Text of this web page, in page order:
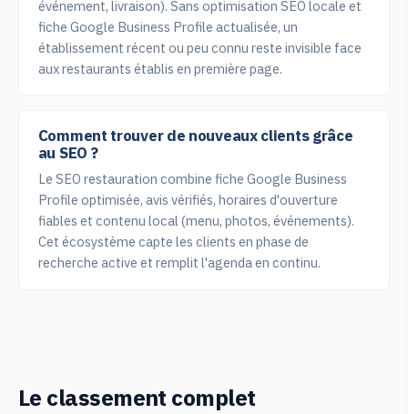
événement, livraison). Sans optimisation SEO locale et
fiche Google Business Profile actualisée, un
établissement récent ou peu connu reste invisible face
aux restaurants établis en première page.
Comment trouver de nouveaux clients grâce
au SEO ?
Le SEO restauration combine fiche Google Business
Profile optimisée, avis vérifiés, horaires d'ouverture
fiables et contenu local (menu, photos, événements).
Cet écosystème capte les clients en phase de
recherche active et remplit l'agenda en continu.
Le classement complet